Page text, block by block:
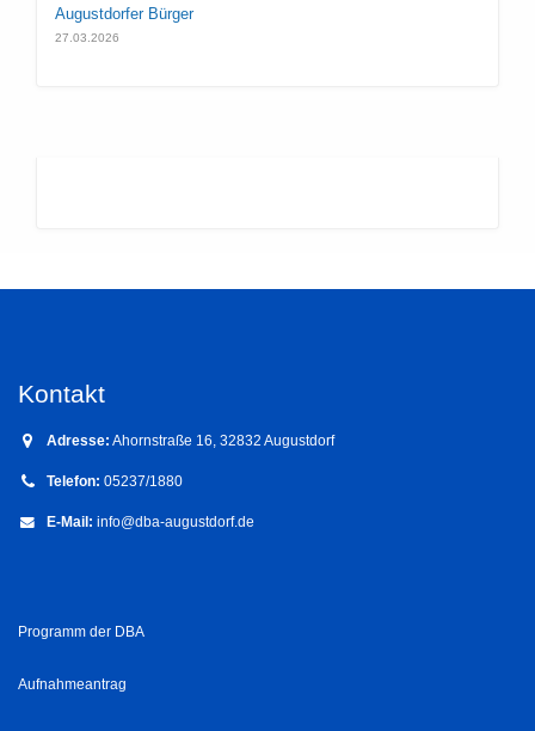
Augustdorfer Bürger
27.03.2026
Kontakt
Adresse: Ahornstraße 16, 32832 Augustdorf
Telefon: 05237/1880
E-Mail: info@dba-augustdorf.de
Programm der DBA
Aufnahmeantrag